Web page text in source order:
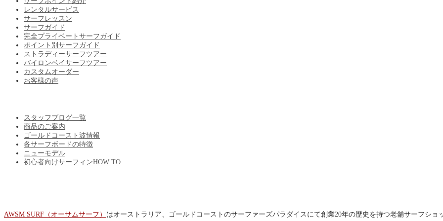
レンタルサービス
サーフレッスン
サーフガイド
完全プライベートサーフガイド
ポイント別サーフガイド
ストラディーサーフツアー
バイロンベイサーフツアー
カスタムオーダー
お客様の声
スタッフブログ一覧
商品のご案内
ゴールドコースト波情報
各サーフボードの特徴
ニューモデル
初心者向けサーフィンHOW TO
AWSM SURF（オーサムサーフ） はオーストラリア、ゴールドコーストのサーファーズパラダイスにて創業20年の歴史を持つ老舗サーフショ